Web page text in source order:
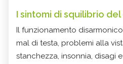
I sintomi di squilibrio del
Il funzionamento
mal di testa, problemi alla
stanchezza, insonnia, disagi